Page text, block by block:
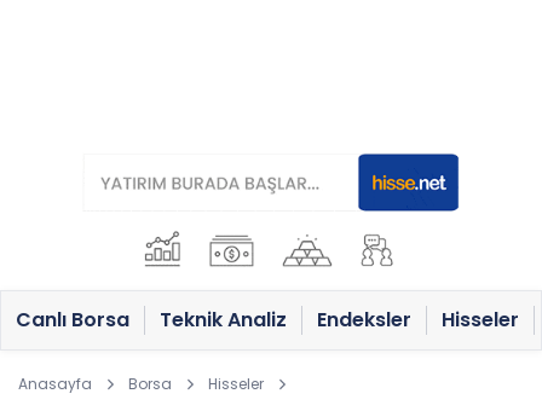
Canlı Borsa Teknik Analiz Endeksler Hisseler
Anasayfa Borsa Hisseler